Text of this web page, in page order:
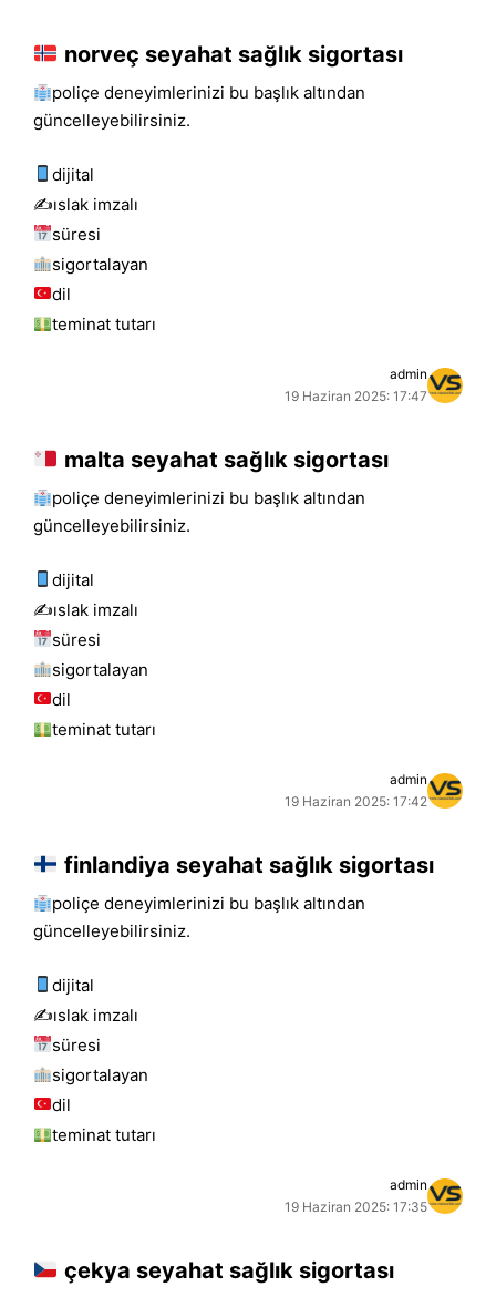
norveç seyahat sağlık sigortası
poliçe deneyimlerinizi bu başlık altından
güncelleyebilirsiniz.
dijital
✍️islak i̇mzalı
süresi
sigortalayan
dil
teminat tutarı
admin
19 Haziran 2025: 17:47
malta seyahat sağlık sigortası
poliçe deneyimlerinizi bu başlık altından
güncelleyebilirsiniz.
dijital
✍️islak i̇mzalı
süresi
sigortalayan
dil
teminat tutarı
admin
19 Haziran 2025: 17:42
finlandiya seyahat sağlık sigortası
poliçe deneyimlerinizi bu başlık altından
güncelleyebilirsiniz.
dijital
✍️islak i̇mzalı
süresi
sigortalayan
dil
teminat tutarı
admin
19 Haziran 2025: 17:35
çekya seyahat sağlık sigortası